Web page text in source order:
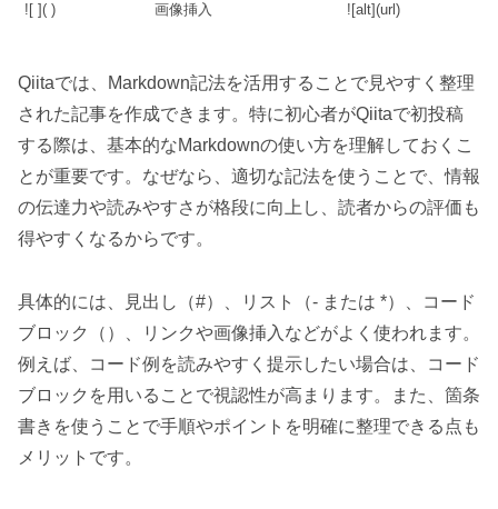
![ ]( ) 画像挿入 ![alt](url)
Qiitaでは、Markdown記法を活用することで見やすく整理
された記事を作成できます。特に初心者がQiitaで初投稿
する際は、基本的なMarkdownの使い方を理解しておくこ
とが重要です。なぜなら、適切な記法を使うことで、情報
の伝達力や読みやすさが格段に向上し、読者からの評価も
得やすくなるからです。
具体的には、見出し（#）、リスト（- または *）、コード
ブロック（）、リンクや画像挿入などがよく使われます。
例えば、コード例を読みやすく提示したい場合は、コード
ブロックを用いることで視認性が高まります。また、箇条
書きを使うことで手順やポイントを明確に整理できる点も
メリットです。